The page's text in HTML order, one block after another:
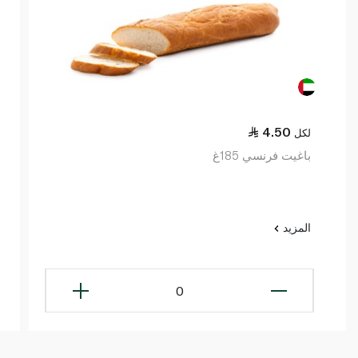
4.50 لكل
باغيت فرنسي 185غ
المزيد
0